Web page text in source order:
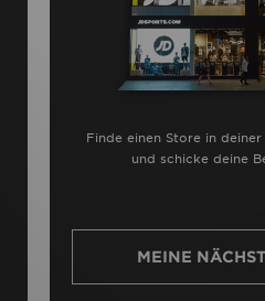
Finde einen Store in
und schicke deine
MEINE